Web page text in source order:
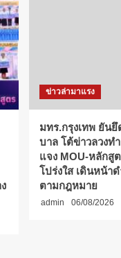
ข่าวล่ามาแรง
มทร.กรุงเทพ ยัน
บาล โต้ข่าวลวงท
แจง MOU-หลักสู
โปร่งใส เดินหน้า
ตามกฎหมาย
admin 06/08/2026